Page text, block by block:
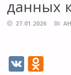
данных
27.01.2026
V O